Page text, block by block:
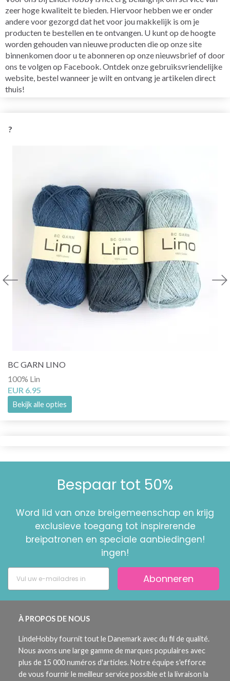
zeer hoge kwaliteit te bieden. Hiervoor hebben we er onder
andere voor gezorgd dat het voor jou makkelijk is om je
producten te bestellen en te ontvangen. U kunt op de hoogte
worden gehouden van nieuwe producten die op onze site
binnenkomen door u te abonneren op onze nieuwsbrief of door
ons te volgen op Facebook. Ontdek onze gebruiksvriendelijke
website, bestel wanneer je wilt en ontvang je artikelen direct
thuis!
?
BC GARN LINO
100% Lin
EUR 6.95
Bekijk alle opties
Bespaar tot 50%
Word lid van onze breigemeenschap en krijg
exclusieve toegang tot inspirerende
breipatronen en speciale aanbiedingen!
ingen!
Abonneren
À PROPOS DE NOUS
LindeHobby fournit tout le Danemark avec du fil de qualité.
Nous avons une large gamme de marques populaires avec
plus de 15 000 numéros d'articles. Notre équipe s'efforce
de vous fournir le meilleur service possible et la livraison la